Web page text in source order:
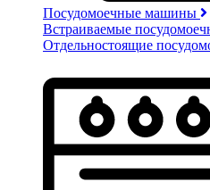
Посудомоечные машины
Встраиваемые
Отдельностоящие